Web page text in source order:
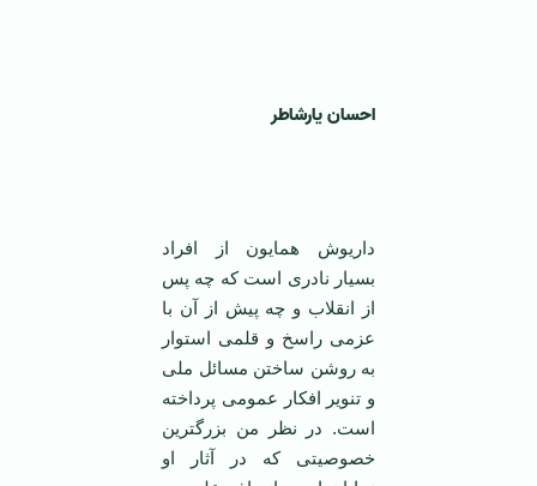
احسان يارشاطر
داريوش همايون از افراد
بسيار نادری است که چه پس
از انقلاب و چه پيش از آن با
عزمی راسخ و قلمی استوار
به روشن ساختن مسائل ملی
و تنوير افکار عمومی پرداخته
است. در نظر من بزرگترين
خصوصيتی که در آثار او